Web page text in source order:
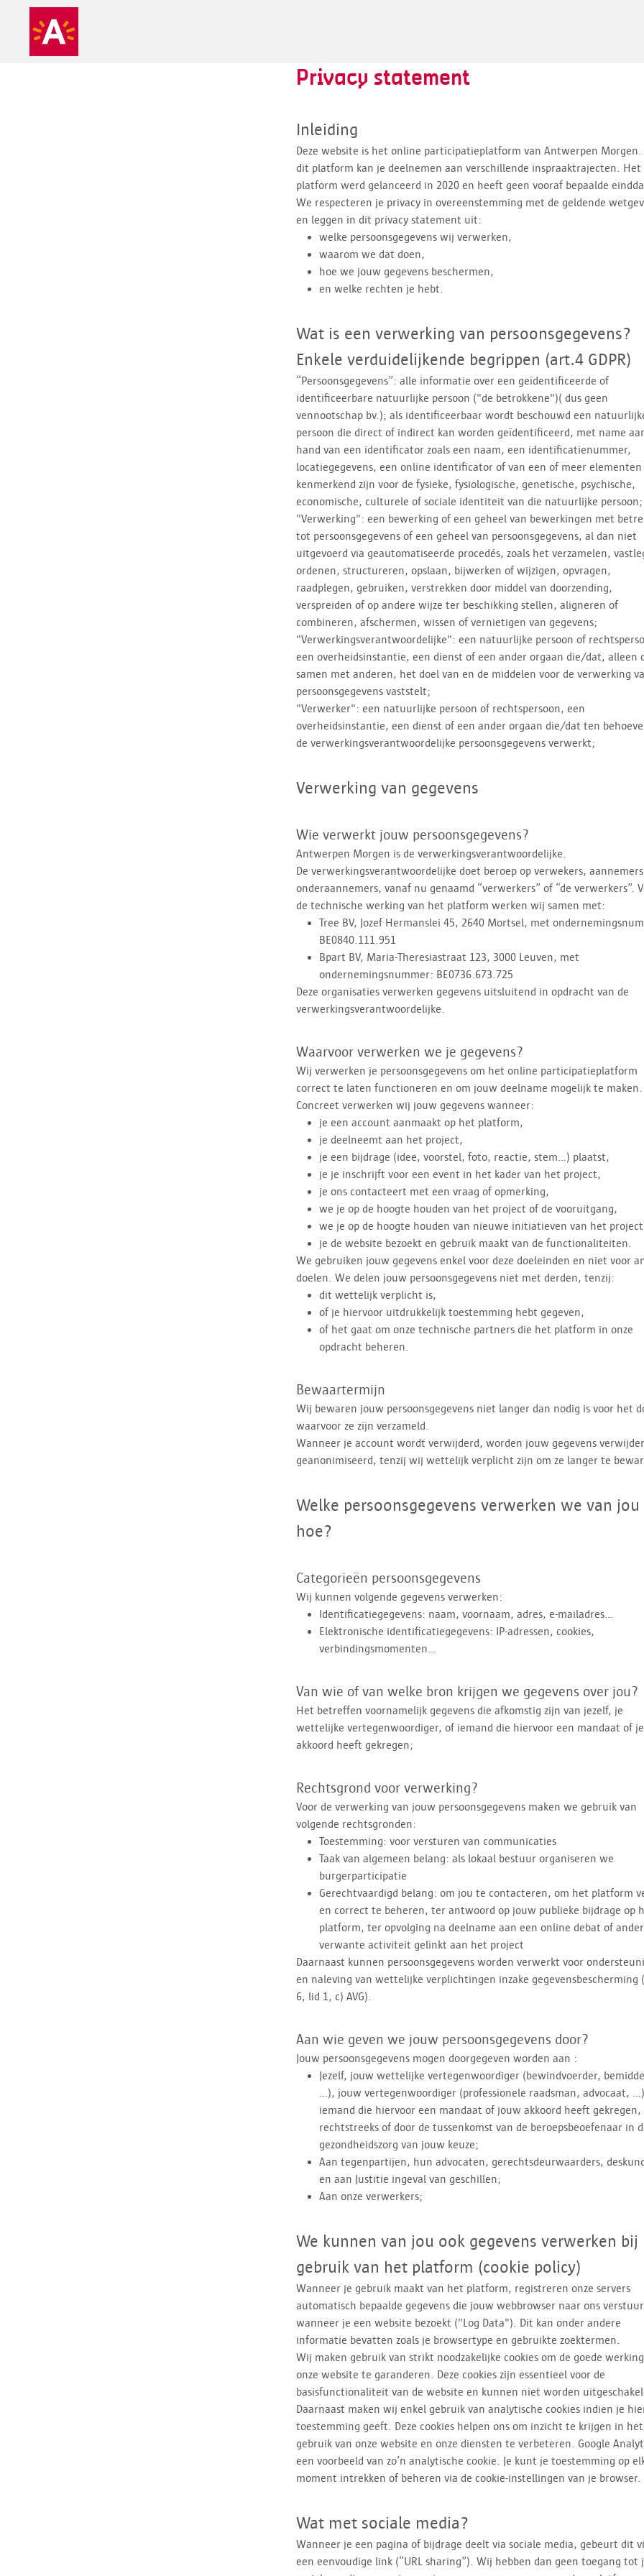
Privacy statement
Inleiding
Deze website is het online participatieplatform van Antwerpen Morgen.
dit platform kan je deelnemen aan verschillende inspraaktrajecten. Het
platform werd gelanceerd in 2020 en heeft geen vooraf bepaalde
We respecteren je privacy in overeenstemming met de geldende
en leggen in dit privacy statement uit:
welke persoonsgegevens wij verwerken,
waarom we dat doen,
hoe we jouw gegevens beschermen,
en welke rechten je hebt.
Wat is een verwerking van persoonsgegevens?
Enkele verduidelijkende begrippen (art.4 GDPR)
“Persoonsgegevens”: alle informatie over een geïdentificeerde of
identificeerbare natuurlijke persoon ("de betrokkene")( dus geen
vennootschap bv.); als identificeerbaar wordt beschouwd een
persoon die direct of indirect kan worden geïdentificeerd, met name
hand van een identificator zoals een naam, een identificatienummer,
locatiegegevens, een online identificator of van een of meer elementen
kenmerkend zijn voor de fysieke, fysiologische, genetische, psychische,
economische, culturele of sociale identiteit van die natuurlijke persoon;
"Verwerking": een bewerking of een geheel van bewerkingen met
tot persoonsgegevens of een geheel van persoonsgegevens, al dan niet
uitgevoerd via geautomatiseerde procedés, zoals het verzamelen,
ordenen, structureren, opslaan, bijwerken of wijzigen, opvragen,
raadplegen, gebruiken, verstrekken door middel van doorzending,
verspreiden of op andere wijze ter beschikking stellen, aligneren of
combineren, afschermen, wissen of vernietigen van gegevens;
"Verwerkingsverantwoordelijke": een natuurlijke persoon of
een overheidsinstantie, een dienst of een ander orgaan die/dat, alleen
samen met anderen, het doel van en de middelen voor de verwerking
persoonsgegevens vaststelt;
"Verwerker": een natuurlijke persoon of rechtspersoon, een
overheidsinstantie, een dienst of een ander orgaan die/dat ten
de verwerkingsverantwoordelijke persoonsgegevens verwerkt;
Verwerking van gegevens
Wie verwerkt jouw persoonsgegevens?
Antwerpen Morgen is de verwerkingsverantwoordelijke.
De verwerkingsverantwoordelijke doet beroep op verwekers,
onderaannemers, vanaf nu genaamd “verwerkers” of “de verwerkers”.
de technische werking van het platform werken wij samen met:
Tree BV, Jozef Hermanslei 45, 2640 Mortsel, met
BE0840.111.951
Bpart BV, Maria-Theresiastraat 123, 3000 Leuven, met
ondernemingsnummer: BE0736.673.725
Deze organisaties verwerken gegevens uitsluitend in opdracht van de
verwerkingsverantwoordelijke.
Waarvoor verwerken we je gegevens?
Wij verwerken je persoonsgegevens om het online participatieplatform
correct te laten functioneren en om jouw deelname mogelijk te maken.
Concreet verwerken wij jouw gegevens wanneer:
je een account aanmaakt op het platform,
je deelneemt aan het project,
je een bijdrage (idee, voorstel, foto, reactie, stem…) plaatst,
je je inschrijft voor een event in het kader van het project,
je ons contacteert met een vraag of opmerking,
we je op de hoogte houden van het project of de vooruitgang,
we je op de hoogte houden van nieuwe initiatieven van het
je de website bezoekt en gebruik maakt van de functionaliteiten.
We gebruiken jouw gegevens enkel voor deze doeleinden en niet voor
doelen. We delen jouw persoonsgegevens niet met derden, tenzij:
dit wettelijk verplicht is,
of je hiervoor uitdrukkelijk toestemming hebt gegeven,
of het gaat om onze technische partners die het platform in onze
opdracht beheren.
Bewaartermijn
Wij bewaren jouw persoonsgegevens niet langer dan nodig is voor het
waarvoor ze zijn verzameld.
Wanneer je account wordt verwijderd, worden jouw gegevens
geanonimiseerd, tenzij wij wettelijk verplicht zijn om ze langer te
Welke persoonsgegevens verwerken we van jou
hoe?
Categorieën persoonsgegevens
Wij kunnen volgende gegevens verwerken:
Identificatiegegevens: naam, voornaam, adres, e-mailadres…
Elektronische identificatiegegevens: IP-adressen, cookies,
verbindingsmomenten…
Van wie of van welke bron krijgen we gegevens over jou?
Het betreffen voornamelijk gegevens die afkomstig zijn van jezelf, je
wettelijke vertegenwoordiger, of iemand die hiervoor een mandaat of je
akkoord heeft gekregen;
Rechtsgrond voor verwerking?
Voor de verwerking van jouw persoonsgegevens maken we gebruik van
volgende rechtsgronden:
Toestemming: voor versturen van communicaties
Taak van algemeen belang: als lokaal bestuur organiseren we
burgerparticipatie
Gerechtvaardigd belang: om jou te contacteren, om het platform
en correct te beheren, ter antwoord op jouw publieke bijdrage op
platform, ter opvolging na deelname aan een online debat of
verwante activiteit gelinkt aan het project
Daarnaast kunnen persoonsgegevens worden verwerkt voor
en naleving van wettelijke verplichtingen inzake gegevensbescherming
6, lid 1, c) AVG).
Aan wie geven we jouw persoonsgegevens door?
Jouw persoonsgegevens mogen doorgegeven worden aan :
Jezelf, jouw wettelijke vertegenwoordiger (bewindvoerder,
…), jouw vertegenwoordiger (professionele raadsman, advocaat,
iemand die hiervoor een mandaat of jouw akkoord heeft gekregen,
rechtstreeks of door de tussenkomst van de beroepsbeoefenaar in
gezondheidszorg van jouw keuze;
Aan tegenpartijen, hun advocaten, gerechtsdeurwaarders,
en aan Justitie ingeval van geschillen;
Aan onze verwerkers;
We kunnen van jou ook gegevens verwerken bij
gebruik van het platform (cookie policy)
Wanneer je gebruik maakt van het platform, registreren onze servers
automatisch bepaalde gegevens die jouw webbrowser naar ons
wanneer je een website bezoekt ("Log Data"). Dit kan onder andere
informatie bevatten zoals je browsertype en gebruikte zoektermen.
Wij maken gebruik van strikt noodzakelijke cookies om de goede
onze website te garanderen. Deze cookies zijn essentieel voor de
basisfunctionaliteit van de website en kunnen niet worden
Daarnaast maken wij enkel gebruik van analytische cookies indien je
toestemming geeft. Deze cookies helpen ons om inzicht te krijgen in het
gebruik van onze website en onze diensten te verbeteren. Google
een voorbeeld van zo’n analytische cookie. Je kunt je toestemming op
moment intrekken of beheren via de cookie-instellingen van je browser.
Wat met sociale media?
Wanneer je een pagina of bijdrage deelt via sociale media, gebeurt dit
een eenvoudige link (“URL sharing”). Wij hebben dan geen toegang tot